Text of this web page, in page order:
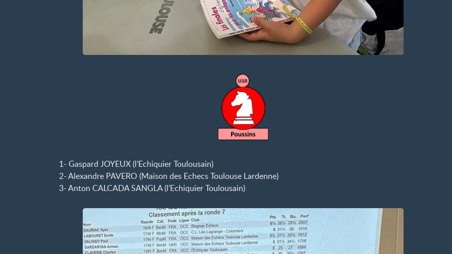
1- Gaspard JOYEUX (l’Echiquier Toulousain)
2- Alexandre PAVERO (Maison des Echecs Toulouse Lardenne)
3- Anton CALCADA SANGLA (l’Echiquier Toulousain)